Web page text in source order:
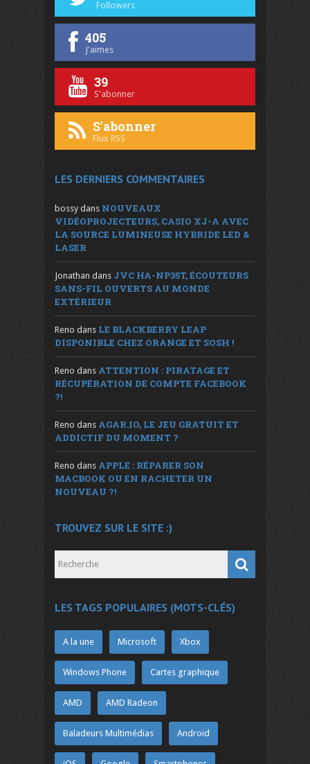
Followers
405
J'aimes
39
S'abonner
S'abonner
Flux RSS
LES DERNIERS COMMENTAIRES
bossy dans NOUVEAUX
VIDÉOPROJECTEURS, CASIO XJ-A AVEC
LA SOURCE LUMINEUSE HYBRIDE LED &
LASER
Jonathan dans JVC HA-NP35T, ÉCOUTEURS
SANS-FIL OUVERTS AU MONDE
EXTÉRIEUR
Reno dans LE BLACKBERRY LEAP
DISPONIBLE CHEZ ORANGE ET SOSH !
Reno dans ATTENTION : PIRATAGE ET
RÉCUPÉRATION DE COMPTE FACEBOOK
?!
Reno dans AGAR.IO, LE JEU GRATUIT ET
ADDICTIF DU MOMENT ?
Reno dans APPLE : RÉPARER SON
MACBOOK OU EN RACHETER UN
NOUVEAU ?!
TROUVEZ SUR LE SITE :)
LES TAGS POPULAIRES (MOTS-CLÉS)
A la une Microsoft Xbox
Windows Phone Cartes graphique
AMD AMD Radeon
Baladeurs Multimédias Android